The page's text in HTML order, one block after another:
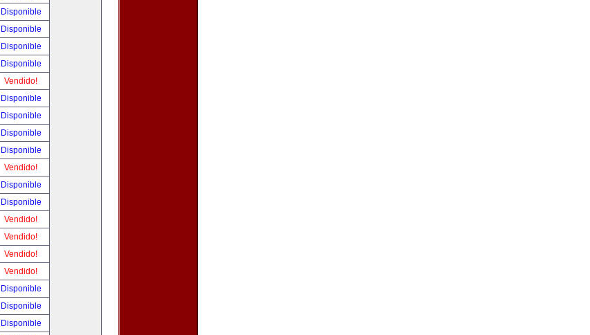
Disponible
Disponible
Disponible
Disponible
Vendido!
Disponible
Disponible
Disponible
Disponible
Vendido!
Disponible
Disponible
Vendido!
Vendido!
Vendido!
Vendido!
Disponible
Disponible
Disponible